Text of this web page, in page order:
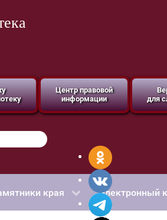
Центр правовой
информации
для
края Электронный